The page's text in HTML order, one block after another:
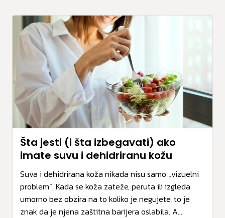
Šta jesti (i šta izbegavati) ako
imate suvu i dehidriranu kožu
Suva i dehidrirana koža nikada nisu samo „vizuelni
problem“. Kada se koža zateže, peruta ili izgleda
umorno bez obzira na to koliko je negujete, to je
znak da je njena zaštitna barijera oslabila. A...